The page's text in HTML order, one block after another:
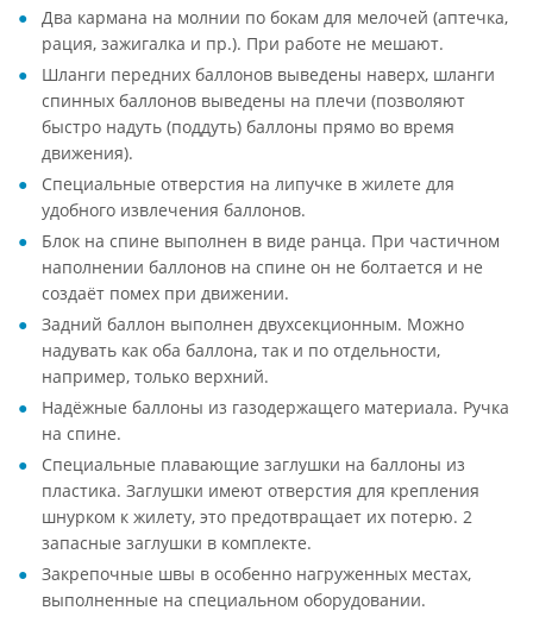
Два кармана на молнии по бокам для мелочей (аптечка,
рация, зажигалка и пр.). При работе не мешают.
Шланги передних баллонов выведены наверх, шланги
спинных баллонов выведены на плечи (позволяют
быстро надуть (поддуть) баллоны прямо во время
движения).
Специальные отверстия на липучке в жилете для
удобного извлечения баллонов.
Блок на спине выполнен в виде ранца. При частичном
наполнении баллонов на спине он не болтается и не
создаёт помех при движении.
Задний баллон выполнен двухсекционным. Можно
надувать как оба баллона, так и по отдельности,
например, только верхний.
Надёжные баллоны из газодержащего материала. Ручка
на спине.
Специальные плавающие заглушки на баллоны из
пластика. Заглушки имеют отверстия для крепления
шнурком к жилету, это предотвращает их потерю. 2
запасные заглушки в комплекте.
Закрепочные швы в особенно нагруженных местах,
выполненные на специальном оборудовании.